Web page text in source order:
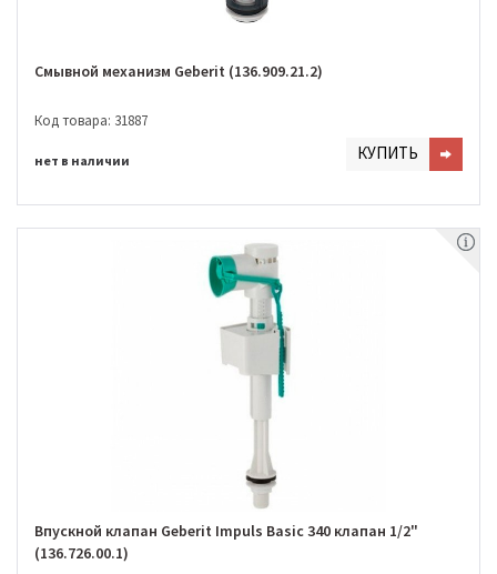
Смывной механизм Geberit (136.909.21.2)
Код товара: 31887
нет в наличии КУПИТЬ
Впускной клапан Geberit Impuls Basic 340 клапан 1/2"
(136.726.00.1)